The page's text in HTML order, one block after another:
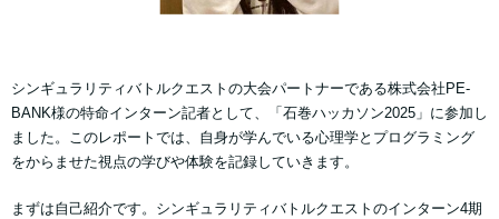
シンギュラリティバトルクエストの大会パートナーである株式会社PE-
BANK様の特命インターン記者として、「石巻ハッカソン2025」に参加し
ました。このレポートでは、自身が学んでいる心理学とプログラミング
をからませた視点の学びや体験を記録していきます。
まずは自己紹介です。シンギュラリティバトルクエストのインターン4期